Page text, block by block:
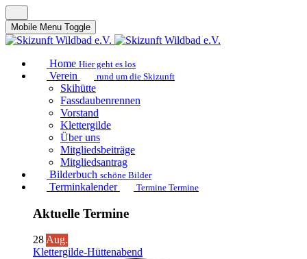
Mobile Menu Toggle
Home Hier geht es los
Verein rund um die Skizunft
Skihütte
Fassdaubenrennen
Vorstand
Klettergilde
Über uns
Mitgliedsbeiträge
Mitgliedsantrag
Bilderbuch schöne Bilder
Terminkalender Termine Termine
Aktuelle Termine
28Aug.
Klettergilde-Hüttenabend